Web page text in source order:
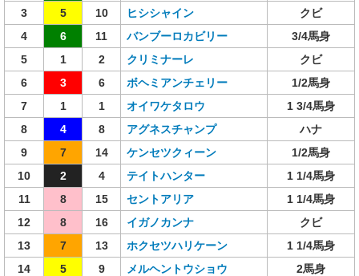
3
5 10 ヒシシャイン
クビ
4
6 11 バンブーロカビリー
3/4馬身
5
1 2 クリミナーレ
クビ
6
3 6 ボヘミアンチェリー
1/2馬身
7
1 1 オイワケタロウ
1 3/4馬身
8
4 8 アグネスチャンプ
ハナ
9
7 14 ケンセツクィーン
1/2馬身
10
2 4 テイトハンター
1 1/4馬身
11
8 15 セントアリア
1 1/4馬身
12
8 16 イガノカンナ
クビ
13
7 13 ホクセツハリケーン
1 1/4馬身
14
5 9 メルヘントウショウ
2馬身